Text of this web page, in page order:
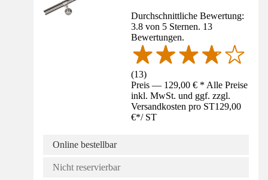
Durchschnittliche Bewertung:
3.8 von 5 Sternen. 13
Bewertungen.
(13)
Preis — 129,00 € * Alle Preise
inkl. MwSt. und ggf. zzgl.
Versandkosten pro ST129,00
€*/ ST
Online bestellbar
Nicht reservierbar